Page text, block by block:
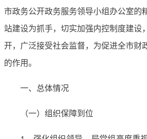
市政务公开政务服务领导小组办公室的
站建设为抓手，切实加强内控制度建设
开，广泛接受社会监督，为促进全市财
的作用。
一、总体情况
（一）组织保障到位